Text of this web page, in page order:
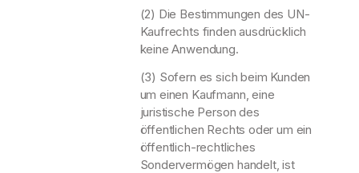
(2) Die Bestimmungen des UN-
Kaufrechts finden ausdrücklich
keine Anwendung.
(3) Sofern es sich beim Kunden
um einen Kaufmann, eine
juristische Person des
öffentlichen Rechts oder um ein
öffentlich-rechtliches
Sondervermögen handelt, ist